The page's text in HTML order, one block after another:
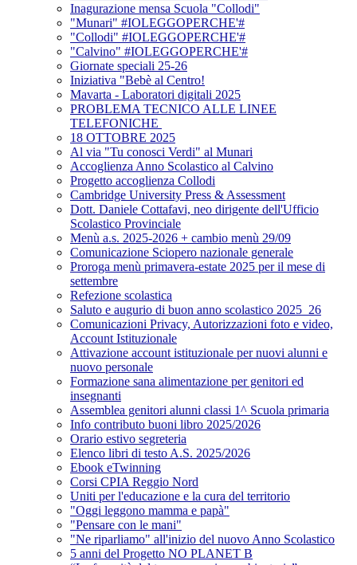
Inagurazione mensa Scuola "Collodi"
"Munari" #IOLEGGOPERCHE'#
"Collodi" #IOLEGGOPERCHE'#
"Calvino" #IOLEGGOPERCHE'#
Giornate speciali 25-26
Iniziativa "Bebè al Centro!
Mavarta - Laboratori digitali 2025
PROBLEMA TECNICO ALLE LINEE
TELEFONICHE
18 OTTOBRE 2025
Al via "Tu conosci Verdi" al Munari
Accoglienza Anno Scolastico al Calvino
Progetto accoglienza Collodi
Cambridge University Press & Assessment
Dott. Daniele Cottafavi, neo dirigente dell'Ufficio
Scolastico Provinciale
Menù a.s. 2025-2026 + cambio menù 29/09
Comunicazione Sciopero nazionale generale
Proroga menù primavera-estate 2025 per il mese di
settembre
Refezione scolastica
Saluto e augurio di buon anno scolastico 2025_26
Comunicazioni Privacy, Autorizzazioni foto e video,
Account Istituzionale
Attivazione account istituzionale per nuovi alunni e
nuovo personale
Formazione sana alimentazione per genitori ed
insegnanti
Assemblea genitori alunni classi 1^ Scuola primaria
Info contributo buoni libro 2025/2026
Orario estivo segreteria
Elenco libri di testo A.S. 2025/2026
Ebook eTwinning
Corsi CPIA Reggio Nord
Uniti per l'educazione e la cura del territorio
"Oggi leggono mamma e papà"
"Pensare con le mani"
"Ne riparliamo" all'inizio del nuovo Anno Scolastico
5 anni del Progetto NO PLANET B